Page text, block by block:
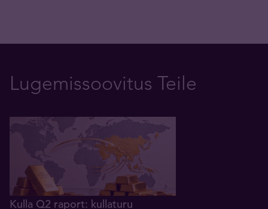
Lugemissoovitus Teile
Kulla Q2 raport: kullaturu